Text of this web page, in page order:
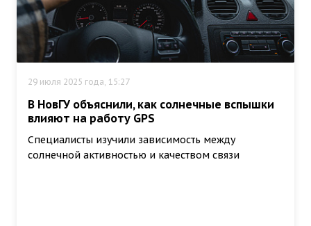
29 июля 2025 года, 15:27
В НовГУ объяснили, как солнечные вспышки
влияют на работу GPS
Специалисты изучили зависимость между
солнечной активностью и качеством связи